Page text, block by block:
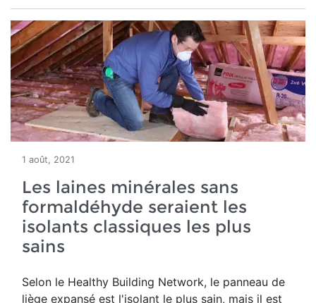
1 août, 2021
Les laines minérales sans
formaldéhyde seraient les
isolants classiques les plus
sains
Selon le Healthy Building Network, le panneau de
liège expansé est l'isolant le plus sain, mais il est